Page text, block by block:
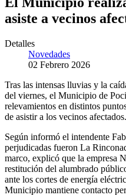
asiste a vecinos
Detalles
Novedades
02 Febrero 2026
Tras las intensas lluvias y la
del viernes, el Municipio de
relevamientos en distintos
de asistir a los vecinos afectados.
Según informó el intendente
perjudicadas fueron La
marco, explicó que la empresa
restitución del alumbrado
ante los cortes de energía
Municipio mantiene contacto